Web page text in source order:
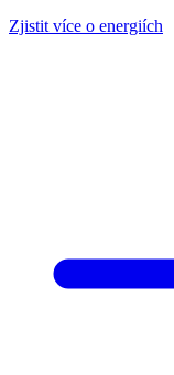
Zjistit více o energiích